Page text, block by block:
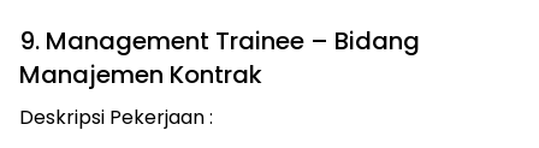
9. Management Trainee – Bidang
Manajemen Kontrak
Deskripsi Pekerjaan :